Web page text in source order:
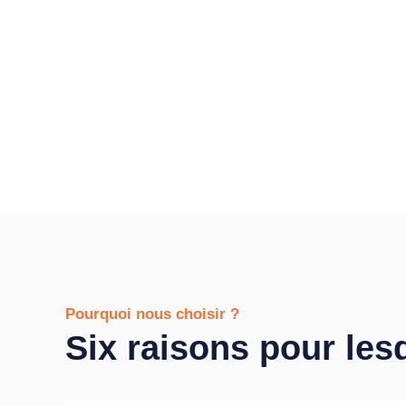
Pourquoi nous choisir ?
Six raisons pour